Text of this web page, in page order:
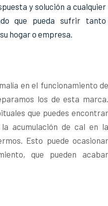
y solución a cualquier
que pueda sufrir tanto
hogar o empresa.
en el funcionamiento de
los de esta marca.
que puedes encontrar
acumulación de cal en la
Esto puede ocasionar
que pueden acabar